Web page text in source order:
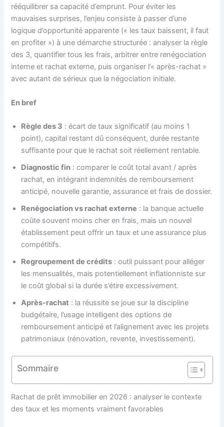
rééquilibrer sa capacité d’emprunt. Pour éviter les
mauvaises surprises, l’enjeu consiste à passer d’une
logique d’opportunité apparente (« les taux baissent, il faut
en profiter ») à une démarche structurée : analyser la règle
des 3, quantifier tous les frais, arbitrer entre renégociation
interne et rachat externe, puis organiser l’« après-rachat »
avec autant de sérieux que la négociation initiale.
En bref
Règle des 3 : écart de taux significatif (au moins 1
point), capital restant dû conséquent, durée restante
suffisante pour que le rachat soit réellement rentable.
Diagnostic fin : comparer le coût total avant / après
rachat, en intégrant indemnités de remboursement
anticipé, nouvelle garantie, assurance et frais de dossier.
Renégociation vs rachat externe : la banque actuelle
coûte souvent moins cher en frais, mais un nouvel
établissement peut offrir un taux et une assurance plus
compétitifs.
Regroupement de crédits : outil puissant pour alléger
les mensualités, mais potentiellement inflationniste sur
le coût global si la durée s’étire excessivement.
Après-rachat : la réussite se joue sur la discipline
budgétaire, l’usage intelligent des options de
remboursement anticipé et l’alignement avec les projets
patrimoniaux (rénovation, revente, investissement).
Sommaire
Rachat de prêt immobilier en 2026 : analyser le contexte
des taux et les moments vraiment favorables